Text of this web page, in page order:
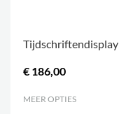
Tijdschriftendisplay
€ 186,00
MEER OPTIES